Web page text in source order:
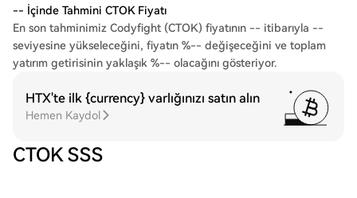
-- İçinde Tahmini CTOK Fiyatı
En son tahminimiz Codyfight (CTOK) fiyatının -- itibarıyla --
seviyesine yükseleceğini, fiyatın %-- değişeceğini ve toplam
yatırım getirisinin yaklaşık %-- olacağını gösteriyor.
HTX'te ilk {currency} varlığınızı satın alın
Hemen Kaydol
CTOK SSS